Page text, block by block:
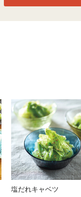
塩だれキャベツ